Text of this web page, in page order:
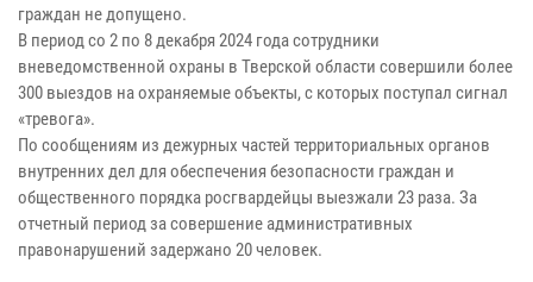
граждан не допущено.
В период со 2 по 8 декабря 2024 года сотрудники
вневедомственной охраны в Тверской области совершили более
300 выездов на охраняемые объекты, с которых поступал сигнал
«тревога».
По сообщениям из дежурных частей территориальных органов
внутренних дел для обеспечения безопасности граждан и
общественного порядка росгвардейцы выезжали 23 раза. За
отчетный период за совершение административных
правонарушений задержано 20 человек.